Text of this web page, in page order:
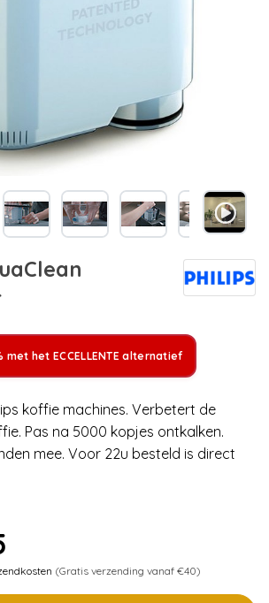
met het ECCELLENTE alternatief
koffie machines. Verbetert de
Pas na 5000 kopjes ontkalken.
mee. Voor 22u besteld is direct
(Gratis verzending vanaf €40)